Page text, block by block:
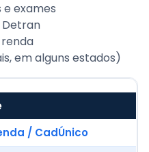
e exames
em alguns estados)
/ CadÚnico